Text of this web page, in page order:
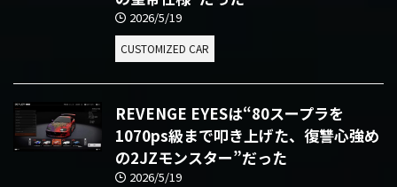
2026/5/19
CUSTOMIZED CAR
REVENGE EYESは“80スープラを
1070ps級まで叩き上げた、復讐心強め
の2JZモンスター”だった
2026/5/19